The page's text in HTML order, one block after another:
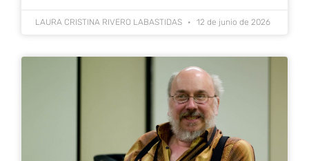
LAURA CRISTINA RIVERO LABASTIDAS 12 de junio de 2026